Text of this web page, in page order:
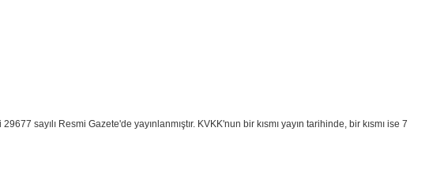
sayılı Resmi Gazete'de yayınlanmıştır. KVKK'nun bir kısmı yayın tarihinde, bir kısmı ise 7